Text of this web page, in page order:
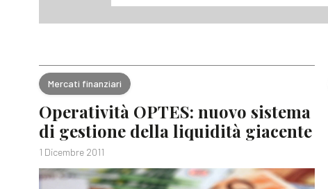
Mercati finanziari
Operatività OPTES: nuovo sistema
di gestione della liquidità giacente
1 Dicembre 2011